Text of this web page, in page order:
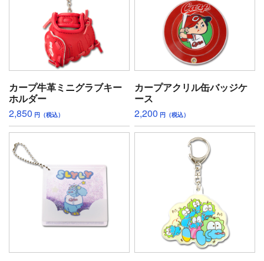
カープ牛革ミニグラブキー
ホルダー
2,850 円（税込）
カープアクリル缶バッジケ
ース
2,200 円（税込）